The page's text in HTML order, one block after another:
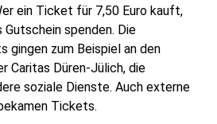
ein Ticket für 7,50 Euro kauft,
spenden. Die
gingen zum Beispiel an den
Caritas Düren-Jülich, die
soziale Dienste. Auch externe
Tickets.